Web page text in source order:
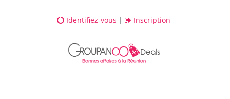
Identifiez-vous | Inscription